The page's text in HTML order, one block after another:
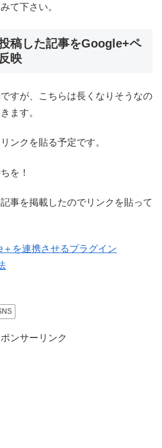
て下さい。
稿した記事をGoogle+ペ
映
すが、こちらは長くなりそうなの
ます。
ンクを貼る予定です。
を！
事を掲載したのでリンクを貼って
を連携させるプラグイン
ンサーリンク